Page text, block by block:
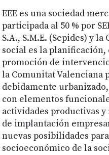
EEE es una sociedad
participada al 50 % por
S.A., S.M.E. (Sepides) y
social es la
promoción de
la Comunitat Valenciana
debidamente
con elementos
actividades productivas
de implantación
nuevas posibilidades
socioeconómico de la